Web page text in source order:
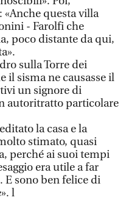
questa villa
- Farolfi che
poco distante da qui,
sulla Torre dei
il sisma ne causasse il
un signore di
autoritratto particolare
la casa e la
stimato, quasi
perché ai suoi tempi
era utile a far
sono ben felice di
l